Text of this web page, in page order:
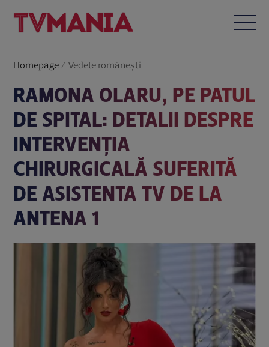
Homepage /Vedete româneşti
RAMONA OLARU, PE PATUL
DE SPITAL: DETALII DESPRE
INTERVENȚIA
CHIRURGICALĂ SUFERITĂ
DE ASISTENTA TV DE LA
ANTENA 1